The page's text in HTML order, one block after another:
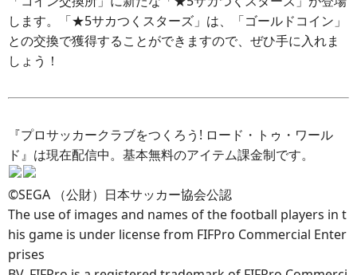
します。「★5サカつくスターズ」は、「ゴールドコイン」
との交換で獲得することができますので、ぜひ手に入れま
しょう！
『プロサッカークラブをつくろう! ロード・トゥ・ワール
ド』は現在配信中。基本無料のアイテム課金制です。
©SEGA （公財）日本サッカー協会公認
The use of images and names of the football players in t
his game is under license from FIFPro Commercial Enter
prises